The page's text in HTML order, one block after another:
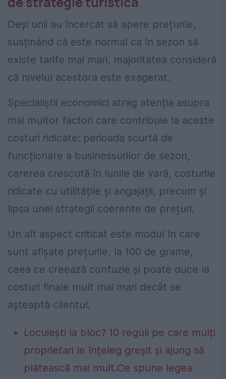
Deși unii au încercat să apere prețurile,
susținând că este normal ca în sezon să
existe tarife mai mari, majoritatea consideră
că nivelul acestora este exagerat.
Specialiștii economici atrag atenția asupra
mai multor factori care contribuie la aceste
costuri ridicate: perioada scurtă de
funcționare a businessurilor de sezon,
cererea crescută în lunile de vară, costurile
ridicate cu utilitățile și angajații, precum și
lipsa unei strategii coerente de prețuri.
Un alt aspect criticat este modul în care
sunt afișate prețurile, la 100 de grame,
ceea ce creează confuzie și poate duce la
costuri finale mult mai mari decât se
așteaptă clientul.
Locuiești la bloc? 10 reguli pe care mulți
proprietari le înțeleg greșit și ajung să
plătească mai mult.Ce spune legea